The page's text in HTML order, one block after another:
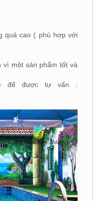
quá cao ( phù hợp với
vì một sản phẩm tốt và
để được tư vấn :